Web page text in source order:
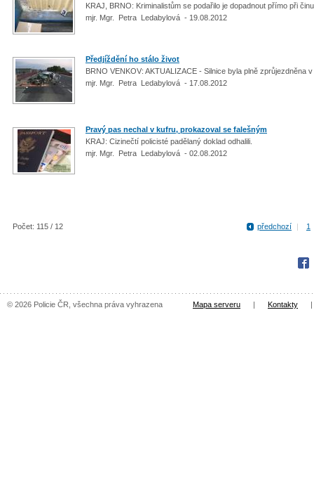
KRAJ, BRNO: Kriminalistům se podařilo je dopadnout přímo při
mjr. Mgr. Petra Ledabylová - 19.08.2012
Předjíždění ho stálo život
BRNO VENKOV: AKTUALIZACE - Silnice byla plně zprůjezdněna
mjr. Mgr. Petra Ledabylová - 17.08.2012
Pravý pas nechal v kufru, prokazoval se falešným
KRAJ: Cizinečtí policisté padělaný doklad odhalili.
mjr. Mgr. Petra Ledabylová - 02.08.2012
Počet: 115 / 12 předchozí | 1
© 2026 Policie ČR, všechna práva vyhrazena Mapa serveru | Kontakty |